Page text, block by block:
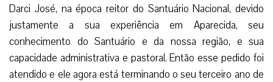
Darci José, na época reitor do Santuário Nacional, devido
justamente a sua experiência em Aparecida, seu
conhecimento do Santuário e da nossa região, e sua
capacidade administrativa e pastoral. Então esse pedido foi
atendido e ele agora está terminando o seu terceiro ano de